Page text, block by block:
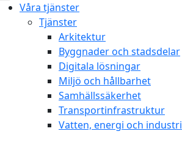
Våra tjänster
Tjänster
Arkitektur
Byggnader och stadsdelar
Digitala lösningar
Miljö och hållbarhet
Samhällssäkerhet
Transportinfrastruktur
Vatten, energi och industri